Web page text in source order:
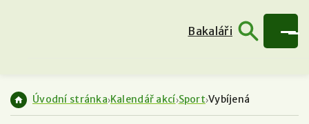
Bakaláři
Úvodní stránka Kalendář akcí Sport Vybíjená